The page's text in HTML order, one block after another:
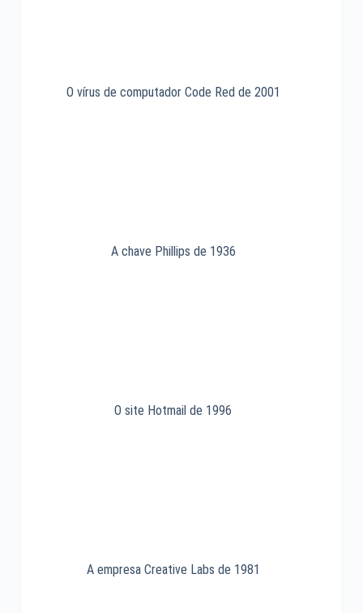
O vírus de computador Code Red de 2001
A chave Phillips de 1936
O site Hotmail de 1996
A empresa Creative Labs de 1981